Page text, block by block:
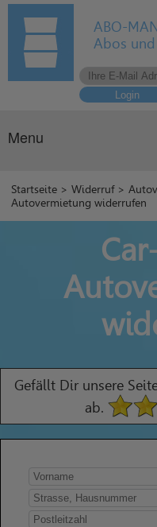
ABO-
Abos
Login
Menu
Startseite >Widerruf>
Autovermietung widerrufen
Gefällt Dir unsere
ab.